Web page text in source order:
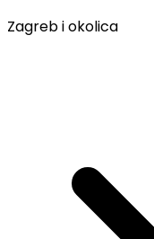
Zagreb i okolica